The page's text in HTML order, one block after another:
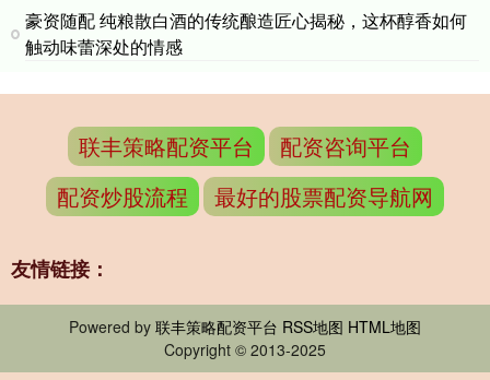
豪资随配 纯粮散白酒的传统酿造匠心揭秘，这杯醇香如何
触动味蕾深处的情感
联丰策略配资平台
配资咨询平台
配资炒股流程
最好的股票配资导航网
友情链接：
Powered by 联丰策略配资平台 RSS地图 HTML地图
Copyright © 2013-2025